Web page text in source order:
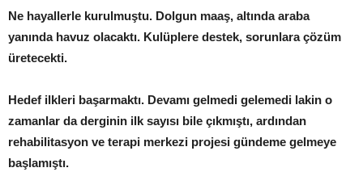
Ne hayallerle kurulmuştu. Dolgun maaş, altında araba
yanında havuz olacaktı. Kulüplere destek, sorunlara çözüm
üretecekti.
Hedef ilkleri başarmaktı. Devamı gelmedi gelemedi lakin o
zamanlar da derginin ilk sayısı bile çıkmıştı, ardından
rehabilitasyon ve terapi merkezi projesi gündeme gelmeye
başlamıştı.